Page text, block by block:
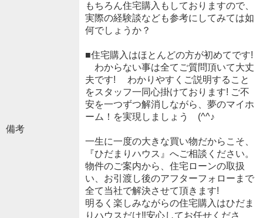
備考
もちろん住宅購入もしておりますので、
実際の経験談なども参考にしてみては如
何でしょうか？
■住宅購入はほとんどの方が初めてです!
わからない事は全てご質問頂いて大丈
夫です! わかりやすくご説明すること
をスタッフ一同心掛けております! ご不
安を一つずつ解消しながら、夢のマイホ
ーム！を実現しましょう (^^♪
一生に一度の大きな買い物だからこそ、
『ひだまりハウス』へご相談ください。
物件のご案内から、住宅ローンの取扱
い、お引渡し後のアフターフォローまで
全て当社で解決させて頂きます!
明るく楽しみながらの住宅購入はひだま
りハウスだけ‼安心してお任せくださ